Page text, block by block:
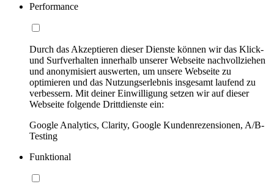
Performance
Durch das Akzeptieren dieser Dienste können wir das Klick-
und Surfverhalten innerhalb unserer Webseite nachvollziehen
und anonymisiert auswerten, um unsere Webseite zu
optimieren und das Nutzungserlebnis insgesamt laufend zu
verbessern. Mit deiner Einwilligung setzen wir auf dieser
Webseite folgende Drittdienste ein:
Google Analytics, Clarity, Google Kundenrezensionen, A/B-
Testing
Funktional